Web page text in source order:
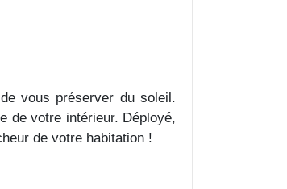
vous préserver du soleil.
de votre intérieur. Déployé,
de votre habitation !